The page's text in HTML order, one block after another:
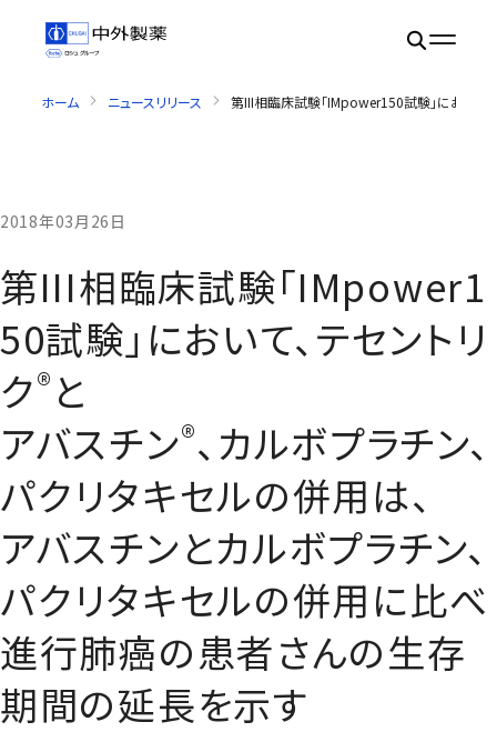
ホーム ニュースリリース 第III相臨床試験「IMpower150試験」において
2018年03月26日
第III相臨床試験「IMpower1
50試験」において、テセントリ
ク® と
アバスチン®、カルボプラチン、
パクリタキセルの併用は、
アバスチンとカルボプラチン、
パクリタキセルの併用に比べ
進行肺癌の患者さんの生存
期間の延長を示す